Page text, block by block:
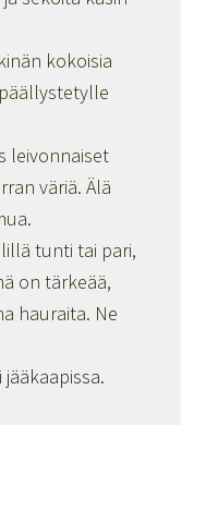
kokoisia
leivonnaiset
väriä. Älä
tunti tai pari,
on tärkeää,
hauraita. Ne
jääkaapissa.